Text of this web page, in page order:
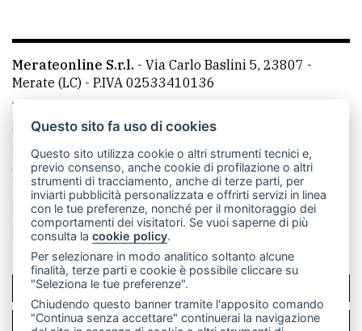
LE
ALTRE
TESTATE
PRIVACY
Privacy
policy
Cookie
policy
Merateonline S.r.l. - Via Carlo Baslini 5, 23807 -
Merate (LC) - P.IVA 02533410136
Telefono:
mail: redazione@leccoonline.com
La redazione
MerateOnline CasateOnline
RSS
Made by VIP
Privacy policy
Cookie policy
Rivedi le tue scelte sui cookie
SCRIVICI
PER LA TUA PUBBLICITÀ
Questo sito fa uso di cookies
Questo sito utilizza cookie o altri strumenti tecnici e,
previo consenso, anche cookie di profilazione o altri
strumenti di tracciamento, anche di terze parti, per
inviarti pubblicità personalizzata e offrirti servizi in linea
con le tue preferenze, nonché per il monitoraggio dei
comportamenti dei visitatori. Se vuoi saperne di più
consulta lacookie policy.
Per selezionare in modo analitico soltanto alcune
finalità, terze parti e cookie è possibile cliccare su
"Seleziona le tue preferenze".
Chiudendo questo banner tramite l'apposito comando
"Continua senza accettare" continuerai la navigazione